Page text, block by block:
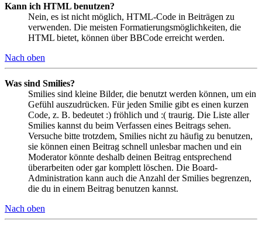
Kann ich HTML benutzen?
Nein, es ist nicht möglich, HTML-Code in Beiträgen zu
verwenden. Die meisten Formatierungsmöglichkeiten, die
HTML bietet, können über BBCode erreicht werden.
Nach oben
Was sind Smilies?
Smilies sind kleine Bilder, die benutzt werden können, um ein
Gefühl auszudrücken. Für jeden Smilie gibt es einen kurzen
Code, z. B. bedeutet :) fröhlich und :( traurig. Die Liste aller
Smilies kannst du beim Verfassen eines Beitrags sehen.
Versuche bitte trotzdem, Smilies nicht zu häufig zu benutzen,
sie können einen Beitrag schnell unlesbar machen und ein
Moderator könnte deshalb deinen Beitrag entsprechend
überarbeiten oder gar komplett löschen. Die Board-
Administration kann auch die Anzahl der Smilies begrenzen,
die du in einem Beitrag benutzen kannst.
Nach oben